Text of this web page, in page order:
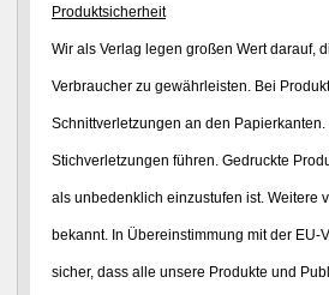
Produktsicherheit
Wir als Verlag legen großen Wert darauf,
Verbraucher zu gewährleisten. Bei
Schnittverletzungen an den
Stichverletzungen führen. Gedruckte
als unbedenklich einzustufen ist. Weitere
bekannt. In Übereinstimmung mit der
sicher, dass alle unsere Produkte und